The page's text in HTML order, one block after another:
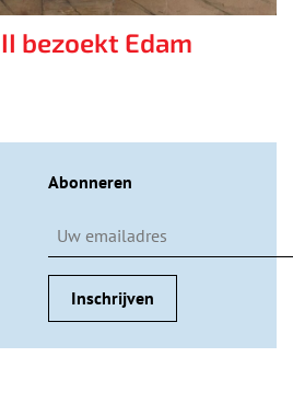
bezoekt Edam
Abonneren